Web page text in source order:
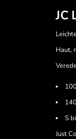
JC
Haut,
S
Just